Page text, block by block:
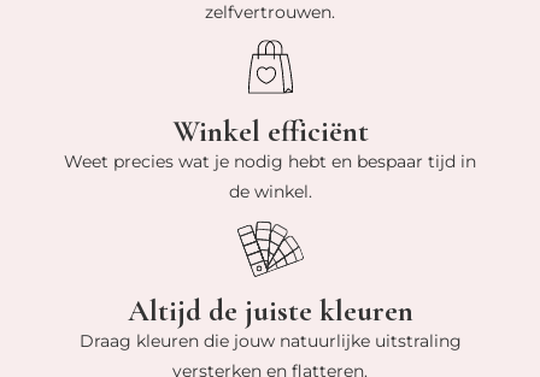
zelfvertrouwen.
Winkel efficiënt
Weet precies wat je nodig hebt en bespaar tijd in
de winkel.
Altijd de juiste kleuren
Draag kleuren die jouw natuurlijke uitstraling
versterken en flatteren.